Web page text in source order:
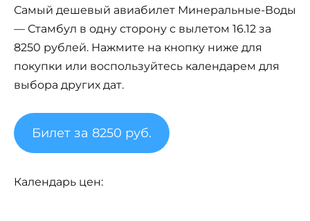
Самый дешевый авиабилет Минеральные-Воды
— Стамбул в одну сторону с вылетом 16.12 за
8250 рублей. Нажмите на кнопку ниже для
покупки или воспользуйтесь календарем для
выбора других дат.
Билет за 8250 руб.
Календарь цен: